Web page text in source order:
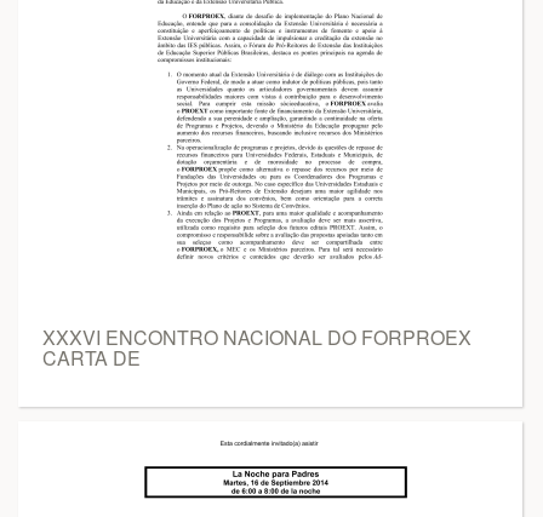
XXXVI ENCONTRO NACIONAL DO FORPROEX
CARTA DE